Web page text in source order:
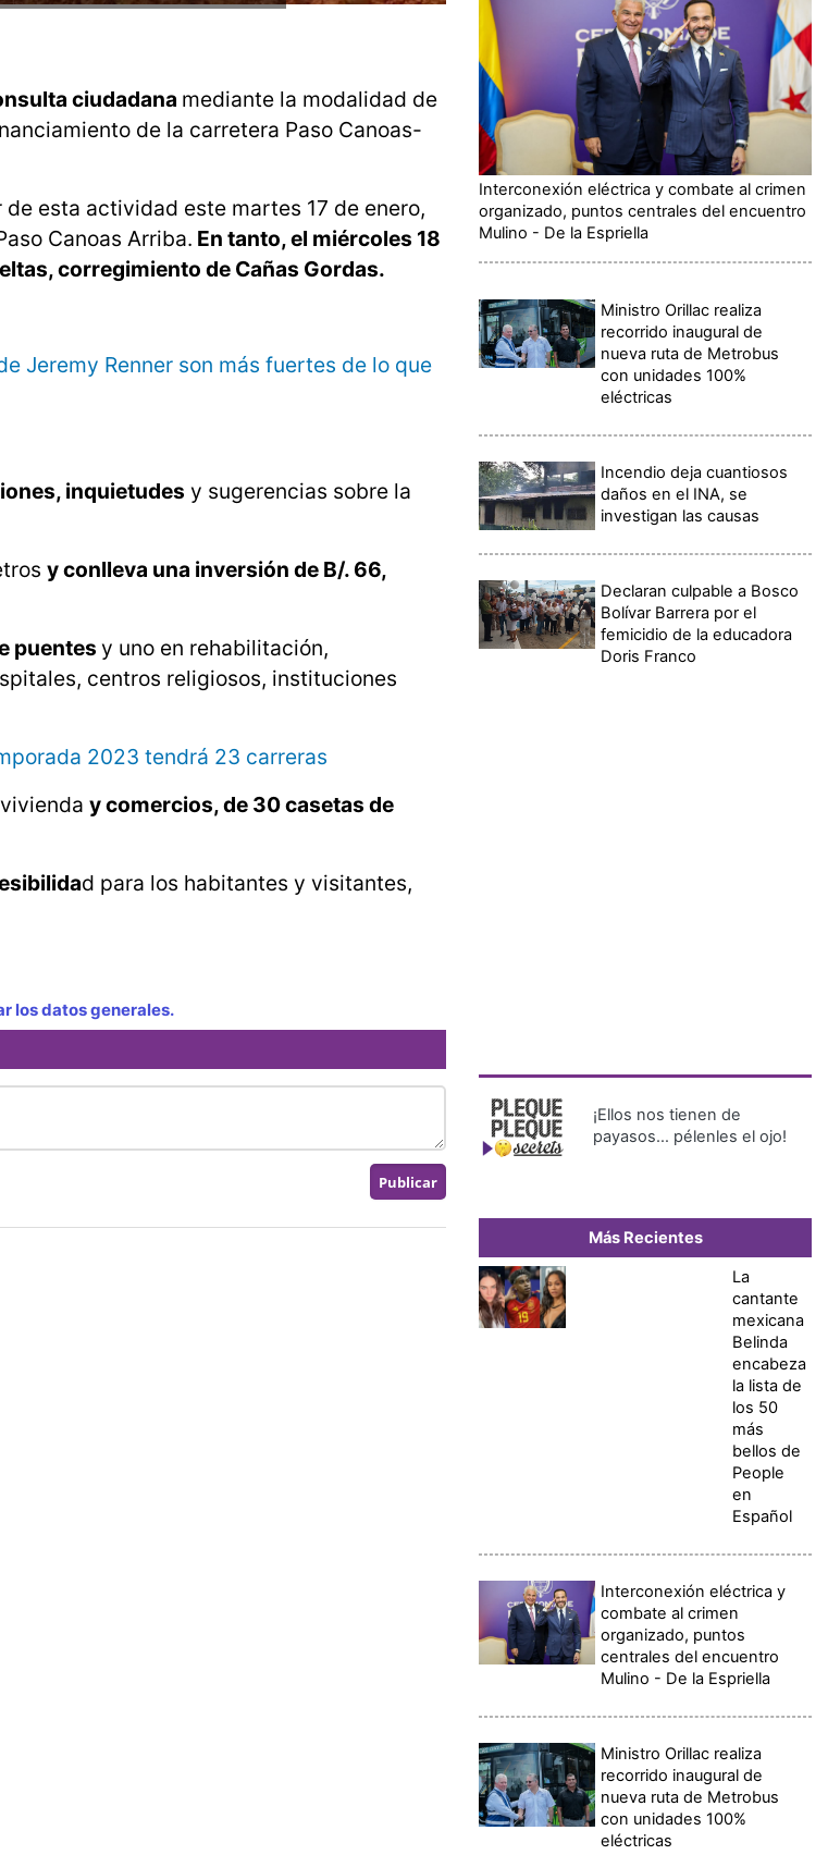
ciudadana mediante la modalidad de
de la carretera Paso Canoas-
esta actividad este martes 17 de enero,
Canoas Arriba. En tanto, el miércoles 18
corregimiento de Cañas Gordas.
Jeremy Renner son más fuertes de lo que
inquietudes y sugerencias sobre la
y conlleva una inversión de B/. 66,
puentes y uno en rehabilitación,
centros religiosos, instituciones
2023 tendrá 23 carreras
y comercios, de 30 casetas de
d para los habitantes y visitantes,
los datos generales.
Interconexión eléctrica y combate al crimen
organizado, puntos centrales del encuentro
Mulino - De la Espriella
Ministro Orillac realiza
recorrido inaugural de
nueva ruta de Metrobus
con unidades 100%
eléctricas
Incendio deja cuantiosos
daños en el INA, se
investigan las causas
Declaran culpable a Bosco
Bolívar Barrera por el
femicidio de la educadora
Doris Franco
¡Ellos nos tienen de
payasos… pélenles el ojo!
Más Recientes
La
cantante
mexicana
Belinda
encabeza
la lista de
los 50
más
bellos de
People
en
Español
Interconexión eléctrica y
combate al crimen
organizado, puntos
centrales del encuentro
Mulino - De la Espriella
Ministro Orillac realiza
recorrido inaugural de
nueva ruta de Metrobus
con unidades 100%
eléctricas